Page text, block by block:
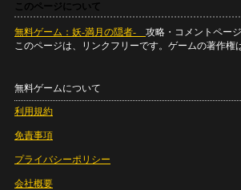
このページについて
無料ゲーム：妖-満月の隠者- 攻略・コメントページ
このページは、リンクフリーです。ゲームの著作権
無料ゲームについて
利用規約
免責事項
プライバシーポリシー
会社概要